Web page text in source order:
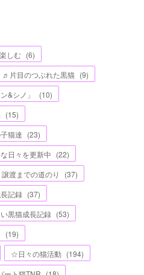
しむ (6)
♬片目のつぶれた黒猫 (9)
&シノ」
(10)
(15)
猫達 (23)
日々を更新中 (22)
渡までの道のり
(37)
記録 (37)
黒猫成長記録 (53)
(19)
☆日々の猫活動 (194)